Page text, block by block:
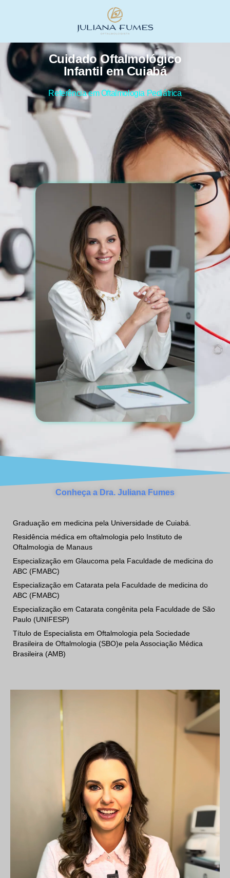
Cuidado Oftalmológico
Infantil em Cuiabá
Referência em Oftalmologia Pediátrica
Conheça a Dra. Juliana Fumes
Graduação em medicina pela Universidade de Cuiabá.
Residência médica em oftalmologia pelo Instituto de
Oftalmologia de Manaus
Especialização em Glaucoma pela Faculdade de medicina do
ABC (FMABC)
Especialização em Catarata pela Faculdade de medicina do
ABC (FMABC)
Especialização em Catarata congênita pela Faculdade de São
Paulo (UNIFESP)
Título de Especialista em Oftalmologia pela Sociedade
Brasileira de Oftalmologia (SBO)e pela Associação Médica
Brasileira (AMB)